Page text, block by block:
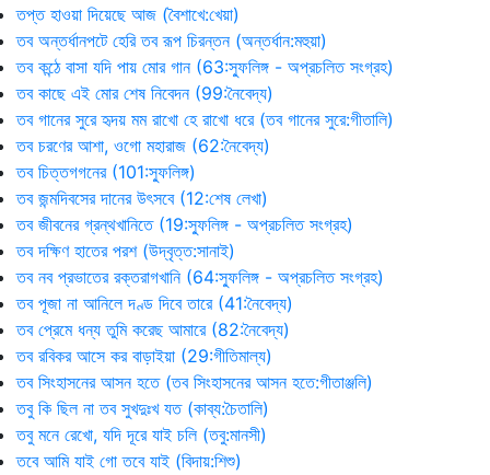
তপ্ত হাওয়া দিয়েছে আজ (বৈশাখে:খেয়া)
তব অন্তর্ধানপটে হেরি তব রূপ চিরন্তন (অন্তর্ধান:মহুয়া)
তব কন্ঠে বাসা যদি পায় মোর গান (63:স্ফুলিঙ্গ - অপ্রচলিত সংগ্রহ)
তব কাছে এই মোর শেষ নিবেদন (99:নৈবেদ্য)
তব গানের সুরে হৃদয় মম রাখো হে রাখো ধরে (তব গানের সুরে:গীতালি)
তব চরণের আশা, ওগো মহারাজ (62:নৈবেদ্য)
তব চিত্তগগনের (101:স্ফুলিঙ্গ)
তব জন্মদিবসের দানের উৎসবে (12:শেষ লেখা)
তব জীবনের গ্রন্থখানিতে (19:স্ফুলিঙ্গ - অপ্রচলিত সংগ্রহ)
তব দক্ষিণ হাতের পরশ (উদ্‌বৃত্ত:সানাই)
তব নব প্রভাতের রক্তরাগখানি (64:স্ফুলিঙ্গ - অপ্রচলিত সংগ্রহ)
তব পূজা না আনিলে দণ্ড দিবে তারে (41:নৈবেদ্য)
তব প্রেমে ধন্য তুমি করেছ আমারে (82:নৈবেদ্য)
তব রবিকর আসে কর বাড়াইয়া (29:গীতিমাল্য)
তব সিংহাসনের আসন হতে (তব সিংহাসনের আসন হতে:গীতাঞ্জলি)
তবু কি ছিল না তব সুখদুঃখ যত (কাব্য:চৈতালি)
তবু মনে রেখো, যদি দূরে যাই চলি (তবু:মানসী)
তবে আমি যাই গো তবে যাই (বিদায়:শিশু)